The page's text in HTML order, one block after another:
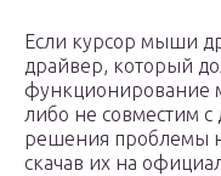
Если курсор мыши
драйвер, который
функционирование
либо не совместим
решения проблемы
скачав их на